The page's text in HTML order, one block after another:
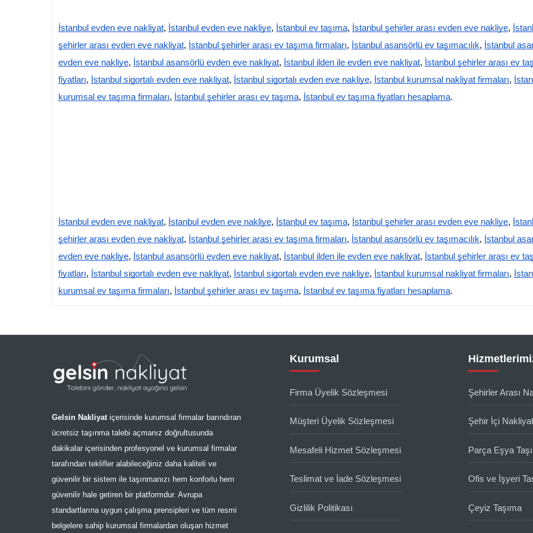
İstanbul evden eve nakliyat, İstanbul evden eve nakliye, İstanbul ev taşıma, İstanbul şehirler arası evden eve nakliye,
şehirler arası evden eve nakliyat, İstanbul şehirler arası ev taşıma firmaları, İstanbul asansörlü ev taşımacılık, İstanbul
evden eve nakliye, İstanbul asansörlü evden eve nakliyat, İstanbul ilden ile evden eve nakliyat, İstanbul şehirler arası ev
fiyatları, İstanbul sigortalı evden eve nakliyat, İstanbul sigortalı evden eve nakliye, İstanbul kurumsal nakliyat firmaları,
kurumsal ev taşıma firmaları, İstanbul şehirler arası ev taşıma, İstanbul ev taşıma fiyatları hesaplama.
İstanbul evden eve nakliyat, İstanbul evden eve nakliye, İstanbul ev taşıma, İstanbul şehirler arası evden eve nakliye,
şehirler arası evden eve nakliyat, İstanbul şehirler arası ev taşıma firmaları, İstanbul asansörlü ev taşımacılık, İstanbul
evden eve nakliye, İstanbul asansörlü evden eve nakliyat, İstanbul ilden ile evden eve nakliyat, İstanbul şehirler arası ev
fiyatları, İstanbul sigortalı evden eve nakliyat, İstanbul sigortalı evden eve nakliye, İstanbul kurumsal nakliyat firmaları,
kurumsal ev taşıma firmaları, İstanbul şehirler arası ev taşıma, İstanbul ev taşıma fiyatları hesaplama.
Gelsin Nakliyat içerisinde kurumsal firmalar barındıran
ücretsiz taşınma talebi açmanız doğrultusunda
dakikalar içerisinden profesyonel ve kurumsal firmalar
tarafından teklifler alabileceğiniz daha kaliteli ve
güvenilir bir sistem ile taşınmanızı hem konforlu hem
güvenilir hale getiren bir platformdur. Avrupa
standartlarına uygun çalışma prensipleri ve tüm resmi
belgelere sahip kurumsal firmalardan oluşan hizmet
Kurumsal
Firma Üyelik Sözleşmesi
Müşteri Üyelik Sözleşmesi
Mesafeli Hizmet Sözleşmesi
Teslimat ve İade Sözleşmesi
Gizlilik Politikası
Şehirler Arası
Şehir İçi Nakliyat
Parça Eşya
Ofis ve İşyeri
Çeyiz Taşıma